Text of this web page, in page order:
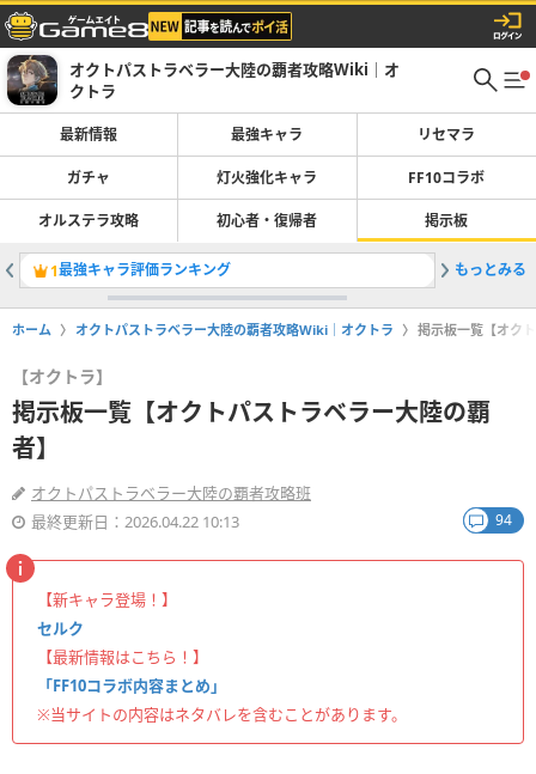
オクトパストラベラー大陸の覇者攻略Wiki｜オ
クトラ
最新情報 最強キャラ リセマラ
ガチャ 灯火強化キャラ FF10コラボ
オルステラ攻略 初心者・復帰者 掲示板
1最強キャラ評価ランキング 2ジェク
もっとみる
ホーム オクトパストラベラー大陸の覇者攻略Wiki｜オクトラ 掲示板一覧【オク
【オクトラ】
掲示板一覧【オクトパストラベラー大陸の覇
者】
オクトパストラベラー大陸の覇者攻略班
最終更新日：2026.04.22 10:13
94
【新キャラ登場！】
セルク
【最新情報はこちら！】
「FF10コラボ内容まとめ」
※当サイトの内容はネタバレを含むことがあります。